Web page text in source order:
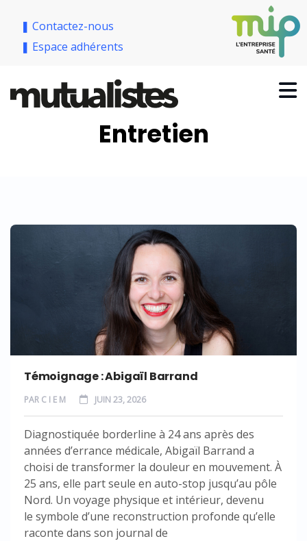
❚ Contactez-nous
❚ Espace adhérents
Entretien
Témoignage : Abigaïl Barrand
PAR C I E M JUIN 23, 2026
Diagnostiquée borderline à 24 ans après des
années d’errance médicale, Abigaïl Barrand a
choisi de transformer la douleur en mouvement. À
25 ans, elle part seule en auto-stop jusqu’au pôle
Nord. Un voyage physique et intérieur, devenu
le symbole d’une reconstruction profonde qu’elle
raconte dans son journal de